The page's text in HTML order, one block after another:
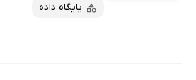
پایگاه داده